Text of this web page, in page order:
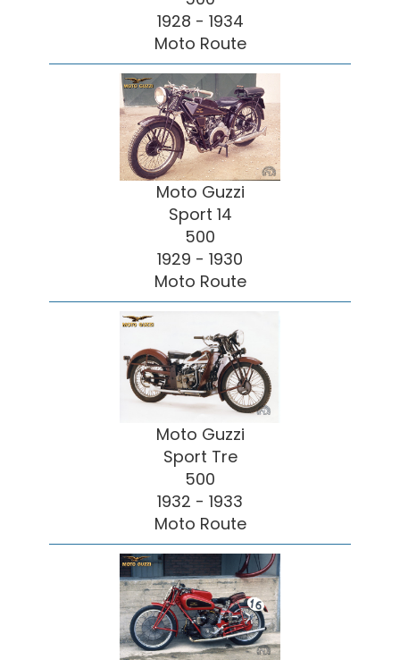
1928 - 1934
Moto Route
Moto Guzzi
Sport 14
500
1929 - 1930
Moto Route
Moto Guzzi
Sport Tre
500
1932 - 1933
Moto Route